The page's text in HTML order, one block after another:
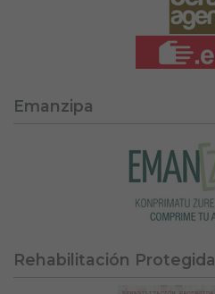
Emanzipa
Rehabilitación Protegida